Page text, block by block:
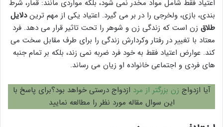
اعتیاد فقط شامل مواد مخدر نمی شود، بلکه مواردی مانند: قمار، شرط
بندی، بازی، ولخرجی را در بر می گیرد. اعتیاد یکی از مهم تریندلایل
طلاق زن است که زندگی زن و شوهر را تحت تاثیر قرار می دهد. فرد
معتاد با تغییر در رفتار وکردارش زندگی را برای طرف مقابل سخت می
کند. عوارض اعتیاد فقط به خود فرد ضربه نمی زند، بلکه بر تمام جنبه
های فردی و اجتماعی خانواده او زیان می رساند.
آیا ازدواج زن بزرگتر از مرد ازدواج درستی خواهد بود؟برای پاسخ با
این سوال مقاله مورد نظر را مطالعه نمایید